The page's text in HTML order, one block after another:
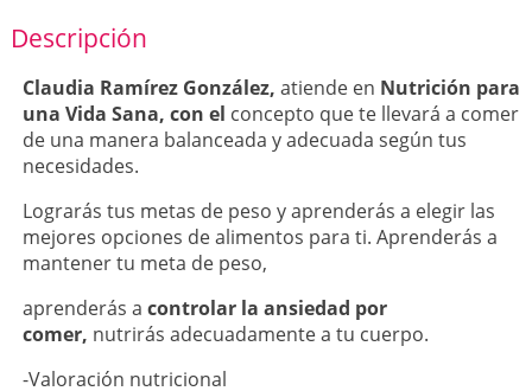
Descripción
Claudia Ramírez González, atiende en Nutrición para
una Vida Sana, con el concepto que te llevará a comer
de una manera balanceada y adecuada según tus
necesidades.
Lograrás tus metas de peso y aprenderás a elegir las
mejores opciones de alimentos para ti. Aprenderás a
mantener tu meta de peso,
aprenderás a controlar la ansiedad por
comer, nutrirás adecuadamente a tu cuerpo.
-Valoración nutricional